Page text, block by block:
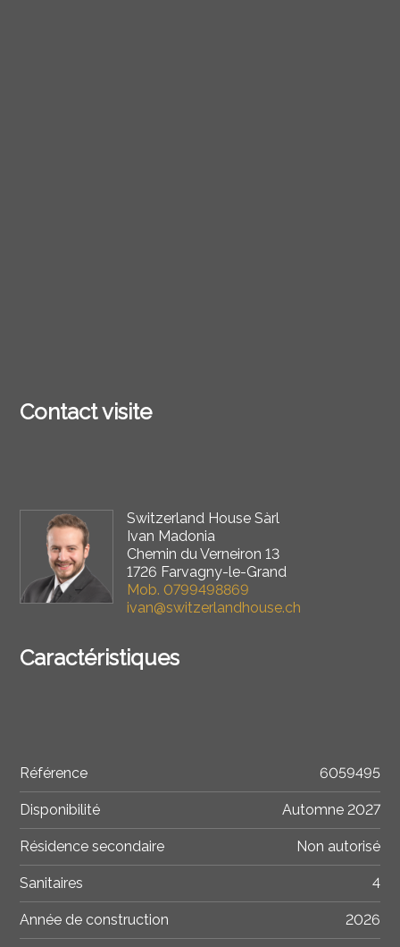
Contact visite
Switzerland House Sàrl
Ivan Madonia
Chemin du Verneiron 13
1726 Farvagny-le-Grand
Mob. 0799498869
ivan@switzerlandhouse.ch
Caractéristiques
Référence 6059495
Disponibilité Automne 2027
Résidence secondaire Non autorisé
Sanitaires 4
Année de construction 2026